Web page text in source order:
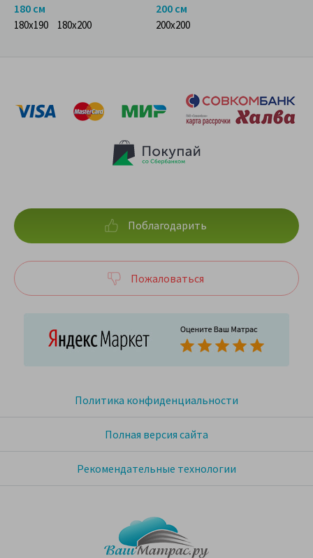
180 см
180x190 180x200
200 см
200x200
Политика конфиденциальности
Полная версия сайта
Рекомендательные технологии
Поблагодарить
Пожаловаться